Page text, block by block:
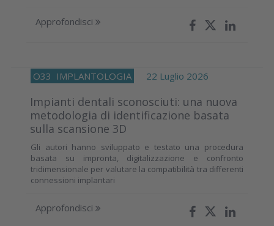
Approfondisci
O33 IMPLANTOLOGIA 22 Luglio 2026
Impianti dentali sconosciuti: una nuova
metodologia di identificazione basata
sulla scansione 3D
Gli autori hanno sviluppato e testato una procedura
basata su impronta, digitalizzazione e confronto
tridimensionale per valutare la compatibilità tra differenti
connessioni implantari
Approfondisci